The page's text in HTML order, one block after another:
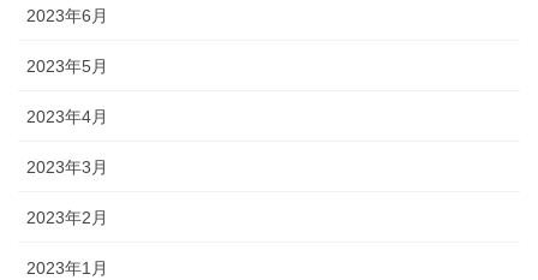
2023年6月
2023年5月
2023年4月
2023年3月
2023年2月
2023年1月